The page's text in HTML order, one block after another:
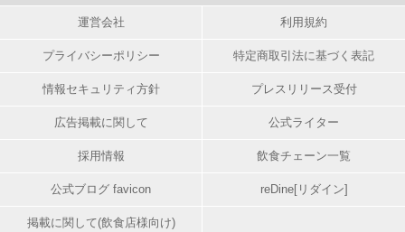
運営会社 利用規約
プライバシーポリシー 特定商取引法に基づく表記
情報セキュリティ方針 プレスリリース受付
広告掲載に関して 公式ライター
採用情報 飲食チェーン一覧
公式ブログ favicon reDine[リダイン]
掲載に関して(飲食店様向け)